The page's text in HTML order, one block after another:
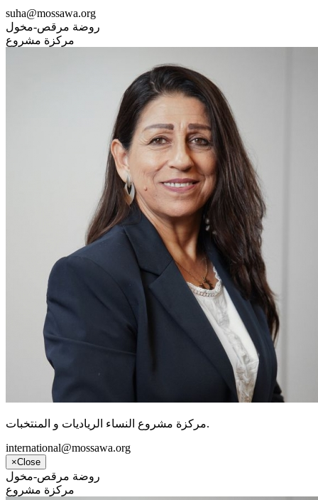
suha@mossawa.org
روضة مرقص-مخول
مركزة مشروع
مركزة مشروع النساء الرياديات و المنتخبات.
international@mossawa.org
×Close
روضة مرقص-مخول
مركزة مشروع